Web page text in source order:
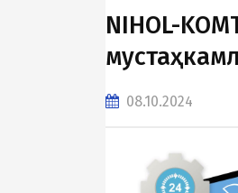
NIHOL-
08.10.2024